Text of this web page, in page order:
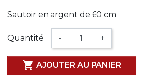
Sautoir en argent de 60 cm
Quantité - +
 AJOUTER AU PANIER